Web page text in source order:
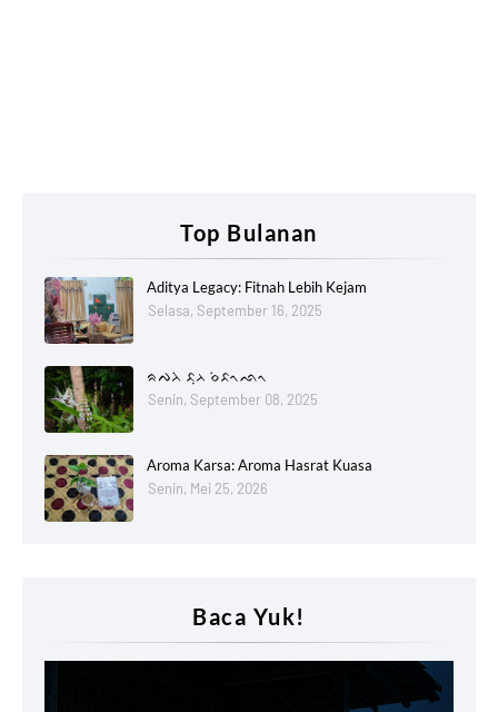
Top Bulanan
Aditya Legacy: Fitnah Lebih Kejam
Selasa, September 16, 2025
ᨑᨄᨂᨗ ᨅᨘᨂ ᨔᨗᨅᨚᨒᨚ
Senin, September 08, 2025
Aroma Karsa: Aroma Hasrat Kuasa
Senin, Mei 25, 2026
Baca Yuk!